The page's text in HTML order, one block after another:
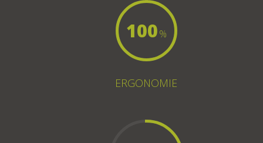
100%
ERGONOMIE